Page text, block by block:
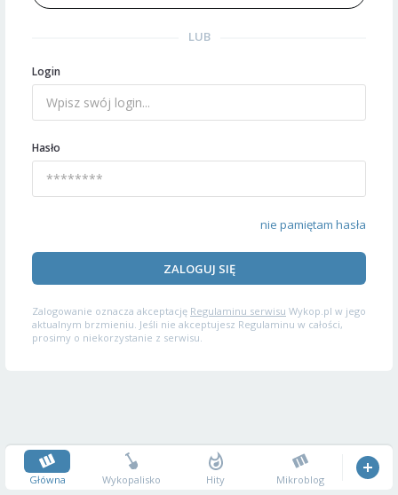
LUB
Login
Hasło
nie pamiętam hasła
ZALOGUJ SIĘ
Zalogowanie oznacza akceptację Regulaminu serwisu Wykop.pl w jego
aktualnym brzmieniu. Jeśli nie akceptujesz Regulaminu w całości,
prosimy o niekorzystanie z serwisu.
Główna Wykopalisko Hity Mikroblog